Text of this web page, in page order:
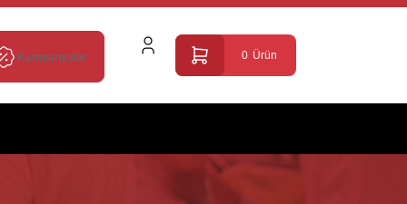
0 Ürün
Kampanyalar